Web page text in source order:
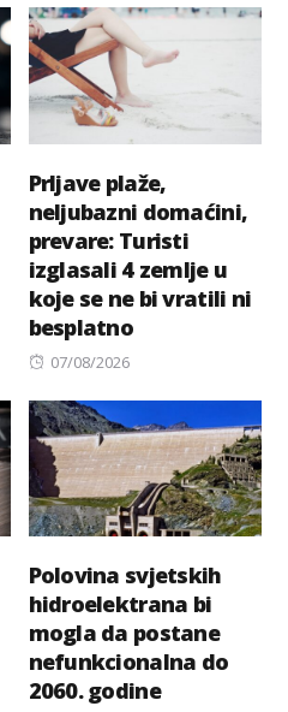
Prljave plaže,
neljubazni domaćini,
prevare: Turisti
izglasali 4 zemlje u
koje se ne bi vratili ni
besplatno
Posted
07/08/2026
Polovina svjetskih
hidroelektrana bi
mogla da postane
nefunkcionalna do
2060. godine